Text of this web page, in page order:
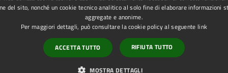
Copyright © 2026 • Comune
del sito, nonché un cookie tecnico analitico al solo fine di elaborare informazioni
aggregate e anonime.
Per maggiori dettagli, può consultare la cookie policy al seguente link
ACCETTA TUTTO RIFIUTA TUTTO
MOSTRA DETTAGLI